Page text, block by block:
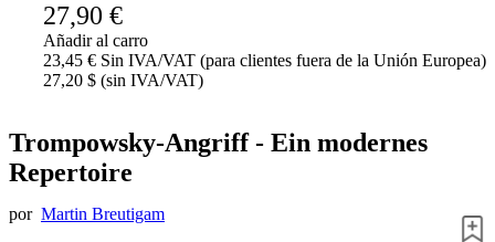
27,90 €
Añadir al carro
23,45 € Sin IVA/VAT (para clientes fuera de la Unión Europea)
27,20 $ (sin IVA/VAT)
Trompowsky-Angriff - Ein modernes
Repertoire
por Martin Breutigam